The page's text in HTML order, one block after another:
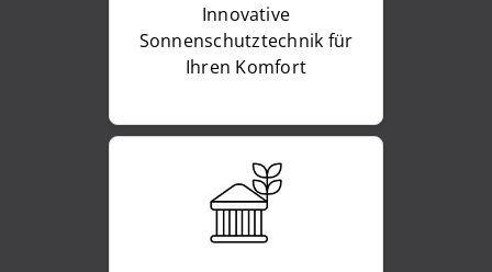
Innovative
Sonnenschutztechnik für
Ihren Komfort